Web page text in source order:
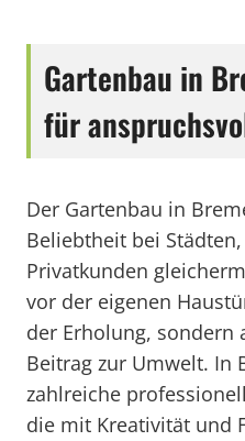
Gartenbau in
für
Der Gartenbau in
Beliebtheit bei
Privatkunden
vor der eigenen
der Erholung, sondern
Beitrag zur Umwelt. In
zahlreiche
die mit Kreativität und